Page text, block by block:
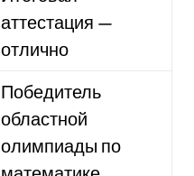
аттестация —
отлично
Победитель
областной
олимпиады по